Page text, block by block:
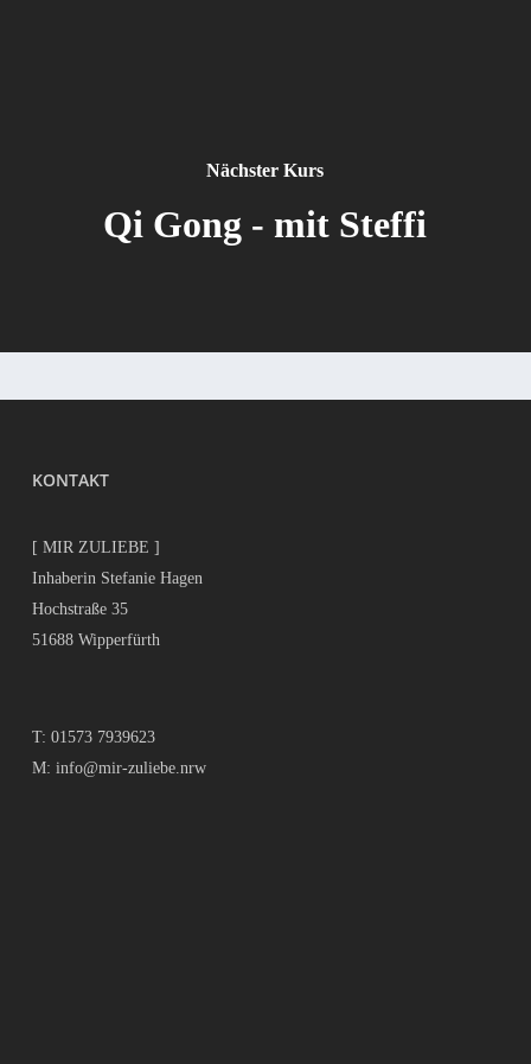
Nächster Kurs
Qi Gong - mit Steffi
KONTAKT
[ MIR ZULIEBE ]
Inhaberin Stefanie Hagen
Hochstraße 35
51688 Wipperfürth
T: 01573 7939623
M: info@mir-zuliebe.nrw